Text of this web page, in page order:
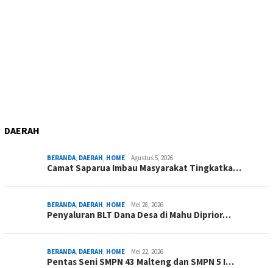
DAERAH
BERANDA, DAERAH, HOME Agustus 5, 2026
Camat Saparua Imbau Masyarakat Tingkatka…
BERANDA, DAERAH, HOME Mei 28, 2026
Penyaluran BLT Dana Desa di Mahu Diprior…
BERANDA, DAERAH, HOME Mei 22, 2026
Pentas Seni SMPN 43 Malteng dan SMPN 5 I…